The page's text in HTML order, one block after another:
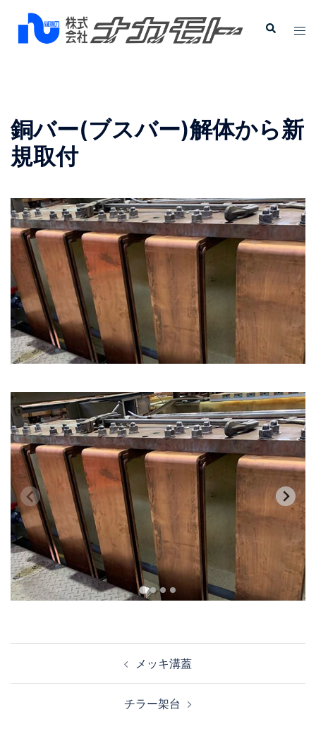
銅バー(ブスバー)解体から新
規取付
メッキ溝蓋
チラー架台